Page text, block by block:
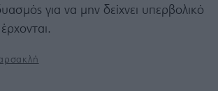
για να μην δείχνει υπερβολικό